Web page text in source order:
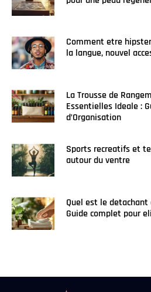
Comment etre
la langue, nouvel
La Trousse de
Essentielles Ideale :
d’Organisation
Sports recreatifs et
autour du ventre
Quel est le
Guide complet pour